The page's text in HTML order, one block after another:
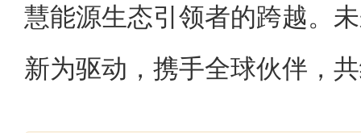
慧能源生态引领者的跨越。
新为驱动，携手全球伙伴，